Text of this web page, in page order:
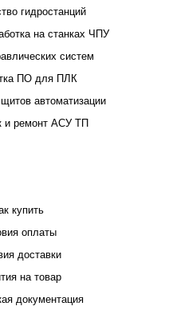
гидростанций
на станках ЧПУ
систем
ПО для ПЛК
автоматизации
и ремонт АСУ ТП
купить
оплаты
доставки
на товар
документация